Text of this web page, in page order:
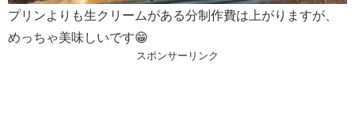
プリンよりも生クリームがある分制作費は上がりますが、
めっちゃ美味しいです😁
スポンサーリンク